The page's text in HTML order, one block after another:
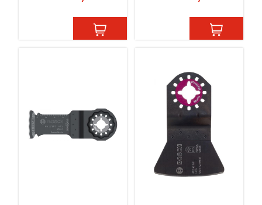
flächenbündiges
Trennen von
mm Inhalt: 5 Stück
Angaben gemäß
Produktsicherheitsver
Schaben • Für Holz
und Metall • Starlock-
ACZ 85 EB 1 BiM-
Tauchsägeblatt AIZ
32 APB 1 HCS-
Schaber ATZ 52 SFC
10 Schleifblätter Holz
und Farbe Anzahl:
13-teilig Angaben
gemäß
Produktsicherheitsver
ordnung ((EU)
2023/998): Bosch